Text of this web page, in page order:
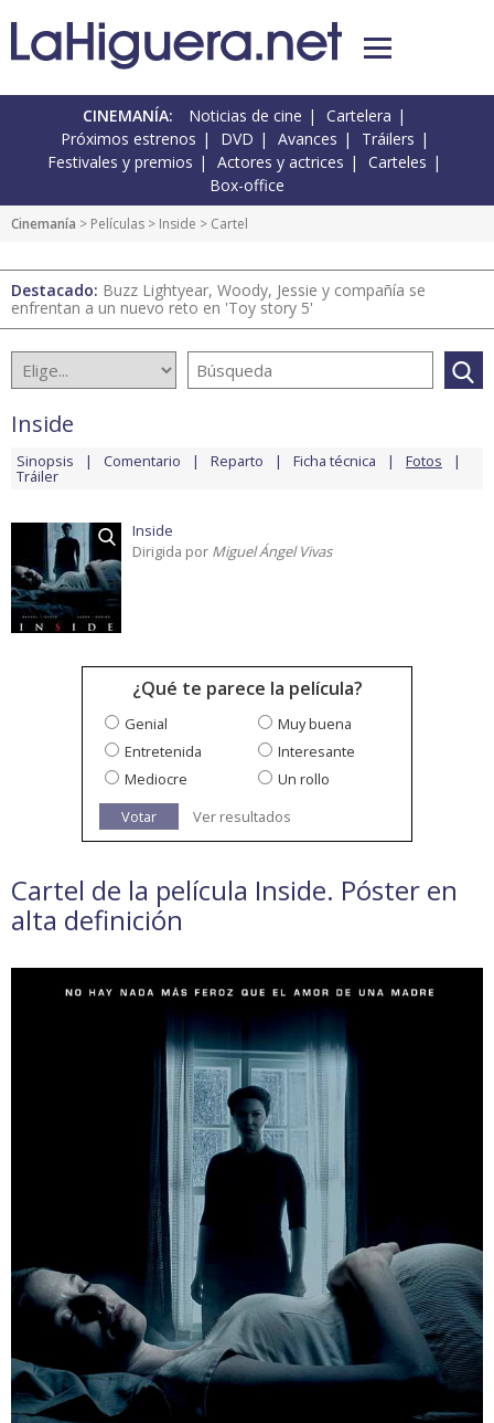
CINEMANÍA: Noticias de cine
Cartelera
Próximos estrenos
DVD Avances
Tráilers
Festivales y premios
Actores y actrices
Carteles
Box-office
Cinemanía > Películas > Inside > Cartel
Destacado: Buzz Lightyear, Woody, Jessie y compañía se
enfrentan a un nuevo reto en 'Toy story 5'
Inside
Sinopsis Comentario Reparto Ficha técnica Fotos
Tráiler
Inside
Dirigida por Miguel Ángel Vivas
¿Qué te parece la película?
Genial
Muy buena
Entretenida
Interesante
Mediocre
Un rollo
Votar
Ver resultados
Cartel de la película Inside. Póster en
alta definición